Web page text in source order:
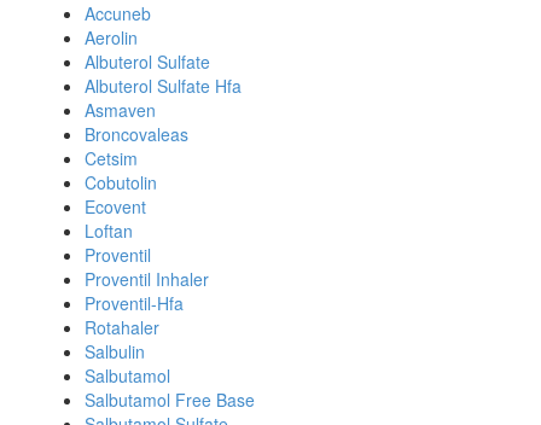
Accuneb
Aerolin
Albuterol Sulfate
Albuterol Sulfate Hfa
Asmaven
Broncovaleas
Cetsim
Cobutolin
Ecovent
Loftan
Proventil
Proventil Inhaler
Proventil-Hfa
Rotahaler
Salbulin
Salbutamol
Salbutamol Free Base